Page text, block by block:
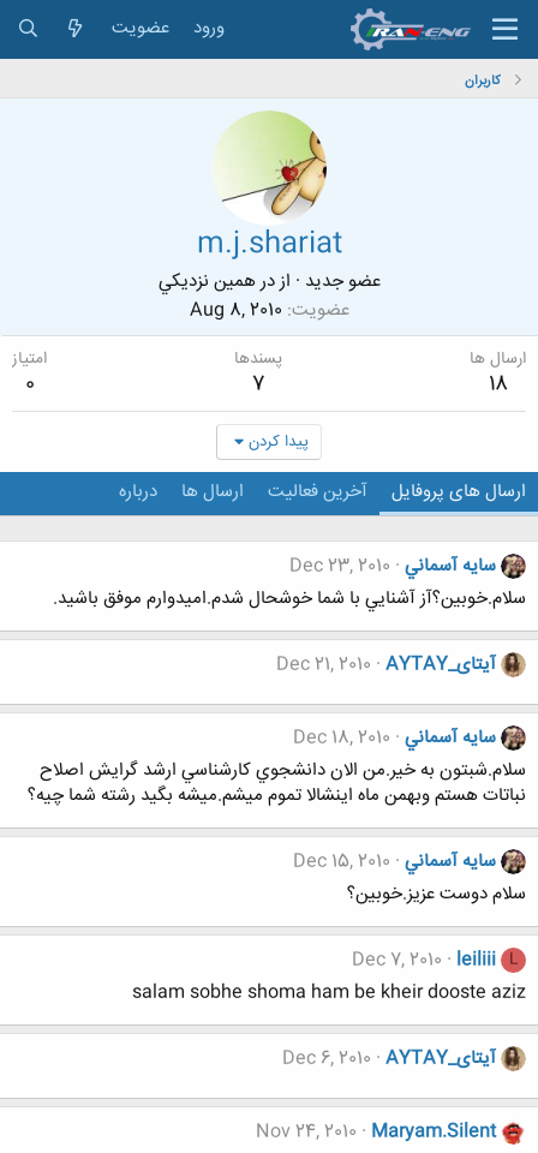
ورود عضویت
کاربران
m.j.shariat
عضو جدید · ازدر همين نزديكي
عضویت Aug 8, 2010
ارسال ها
18
پسندها
7
امتیاز
0
پیدا کردن
ارسال های پروفایل آخرین فعالیت ارسال ها درباره
سايه آسماني Dec 23, 2010
سلام.خوبين؟آز آشنايي با شما خوشحال شدم.اميدوارم موفق باشيد.
آیتای_AYTAY Dec 21, 2010
سايه آسماني Dec 18, 2010
سلام.شبتون به خير.من الان دانشجوي كارشناسي ارشد گرايش اصلاح
نباتات هستم وبهمن ماه اينشالا تموم ميشم.ميشه بگيد رشته شما چيه؟
سايه آسماني Dec 15, 2010
سلام دوست عزيز.خوبين؟
L
leiliii
Dec 7, 2010
salam sobhe shoma ham be kheir dooste aziz
آیتای_AYTAY Dec 6, 2010
Maryam.Silent
Nov 24, 2010